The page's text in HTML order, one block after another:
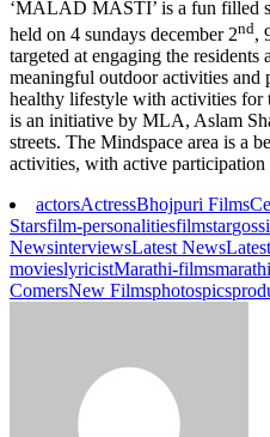
‘MALAD MASTI’ is a fun filled
held on 4 sundays december 2nd,
targeted at engaging the residents
meaningful outdoor activities and
healthy lifestyle with activities for
is an initiative by MLA, Aslam
streets. The Mindspace area is a
activities, with active participation
actorsActressBhojpuri Films
Starsfilm-personalitiesfilmstar
NewsinterviewsLatest News
movieslyricistMarathi-films
ComersNew Filmsphotospics